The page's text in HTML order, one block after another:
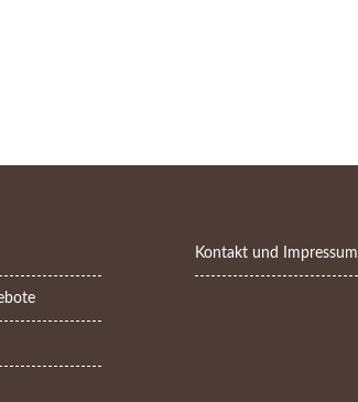
Kontakt und Impressum